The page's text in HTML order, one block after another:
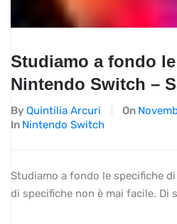
Studiamo a fondo
Nintendo Switch –
By Quintilia Arcuri On
In Nintendo Switch
Studiamo a fondo le specifiche
di specifiche non è mai facile. Di